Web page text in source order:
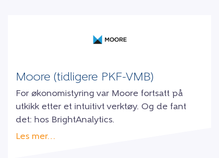
Moore (tidligere PKF-VMB)
For økonomistyring var Moore fortsatt på
utkikk etter et intuitivt verktøy. Og de fant
det: hos BrightAnalytics.
Les mer…